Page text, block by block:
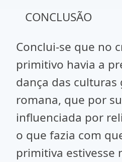
CONCLUSÃO
Conclui-se que no
primitivo havia a
dança das culturas
romana, que por
influenciada por
o que fazia com
primitiva estivesse